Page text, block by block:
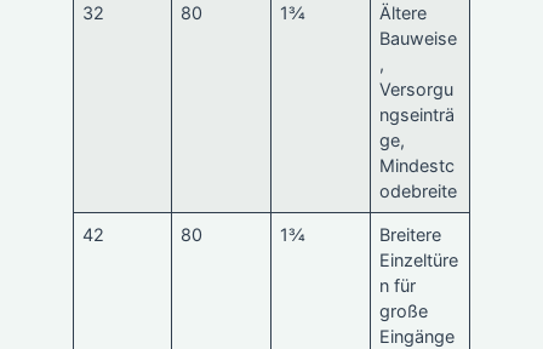
32 80 1¾
Ältere
Bauweise
,
Versorgu
ngseinträ
ge,
Mindestc
odebreite
42 80 1¾
Breitere
Einzeltüre
n für
große
Eingänge